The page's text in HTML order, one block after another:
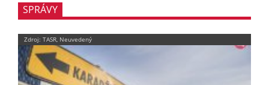
SPRÁVY
Zdroj: TASR, Neuvedený